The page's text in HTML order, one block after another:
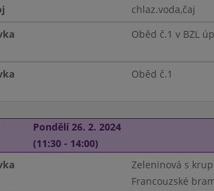
chlaz.voda,čaj
Oběd č.1 v BZL
Oběd č.1
Pondělí 26. 2. 2024
(11:30 - 14:00)
Zeleninová s
Francouzské